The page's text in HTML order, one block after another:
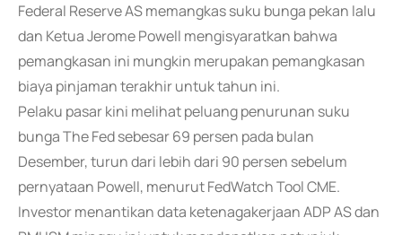
Federal Reserve AS memangkas suku bunga pekan lalu
dan Ketua Jerome Powell mengisyaratkan bahwa
pemangkasan ini mungkin merupakan pemangkasan
biaya pinjaman terakhir untuk tahun ini.
Pelaku pasar kini melihat peluang penurunan suku
bunga The Fed sebesar 69 persen pada bulan
Desember, turun dari lebih dari 90 persen sebelum
pernyataan Powell, menurut FedWatch Tool CME.
Investor menantikan data ketenagakerjaan ADP AS dan